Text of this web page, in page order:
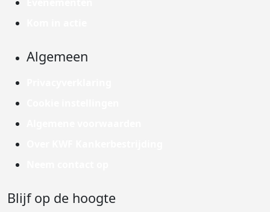
Algemeen
Blijf op de hoogte